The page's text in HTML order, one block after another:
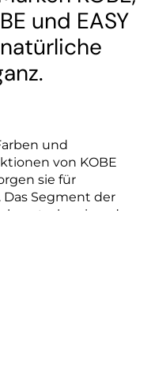
und EASY
und
von KOBE
sie für
Segment der